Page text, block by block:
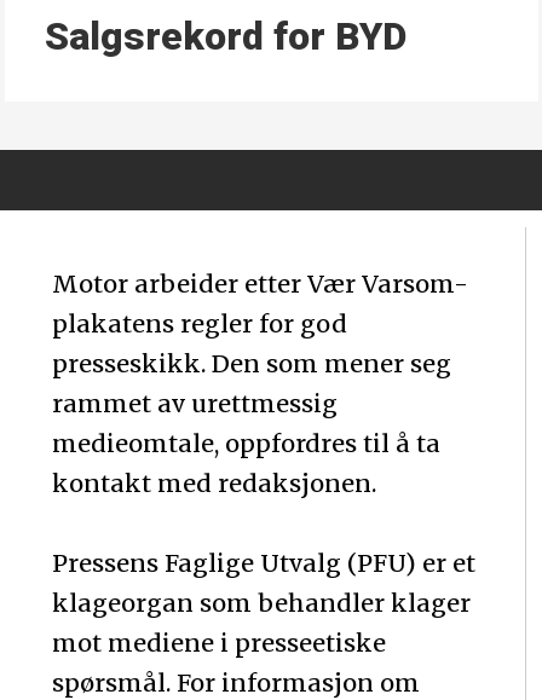
Salgsrekord for BYD
Motor arbeider etter Vær Varsom-
plakatens regler for god
presseskikk. Den som mener seg
rammet av urettmessig
medieomtale, oppfordres til å ta
kontakt med redaksjonen.
Pressens Faglige Utvalg (PFU) er et
klageorgan som behandler klager
mot mediene i presseetiske
spørsmål. For informasjon om